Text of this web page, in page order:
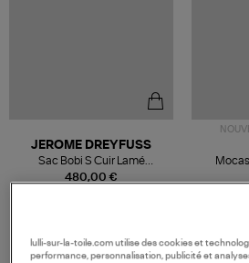
480,00 €
JEROME DREYFUSS
Sac Bobi S Cuir Lamé
Champagne
lulli-sur-la-toile.com utilise des cookies et
performance, personnalisation, publicité et